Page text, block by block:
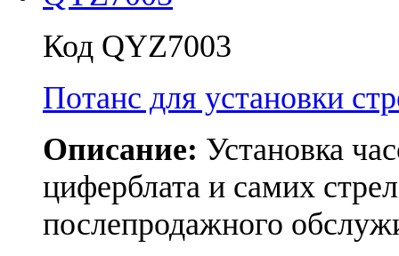
Код QYZ7003
Потанс для установки
Описание: Установка
циферблата и самих
послепродажного